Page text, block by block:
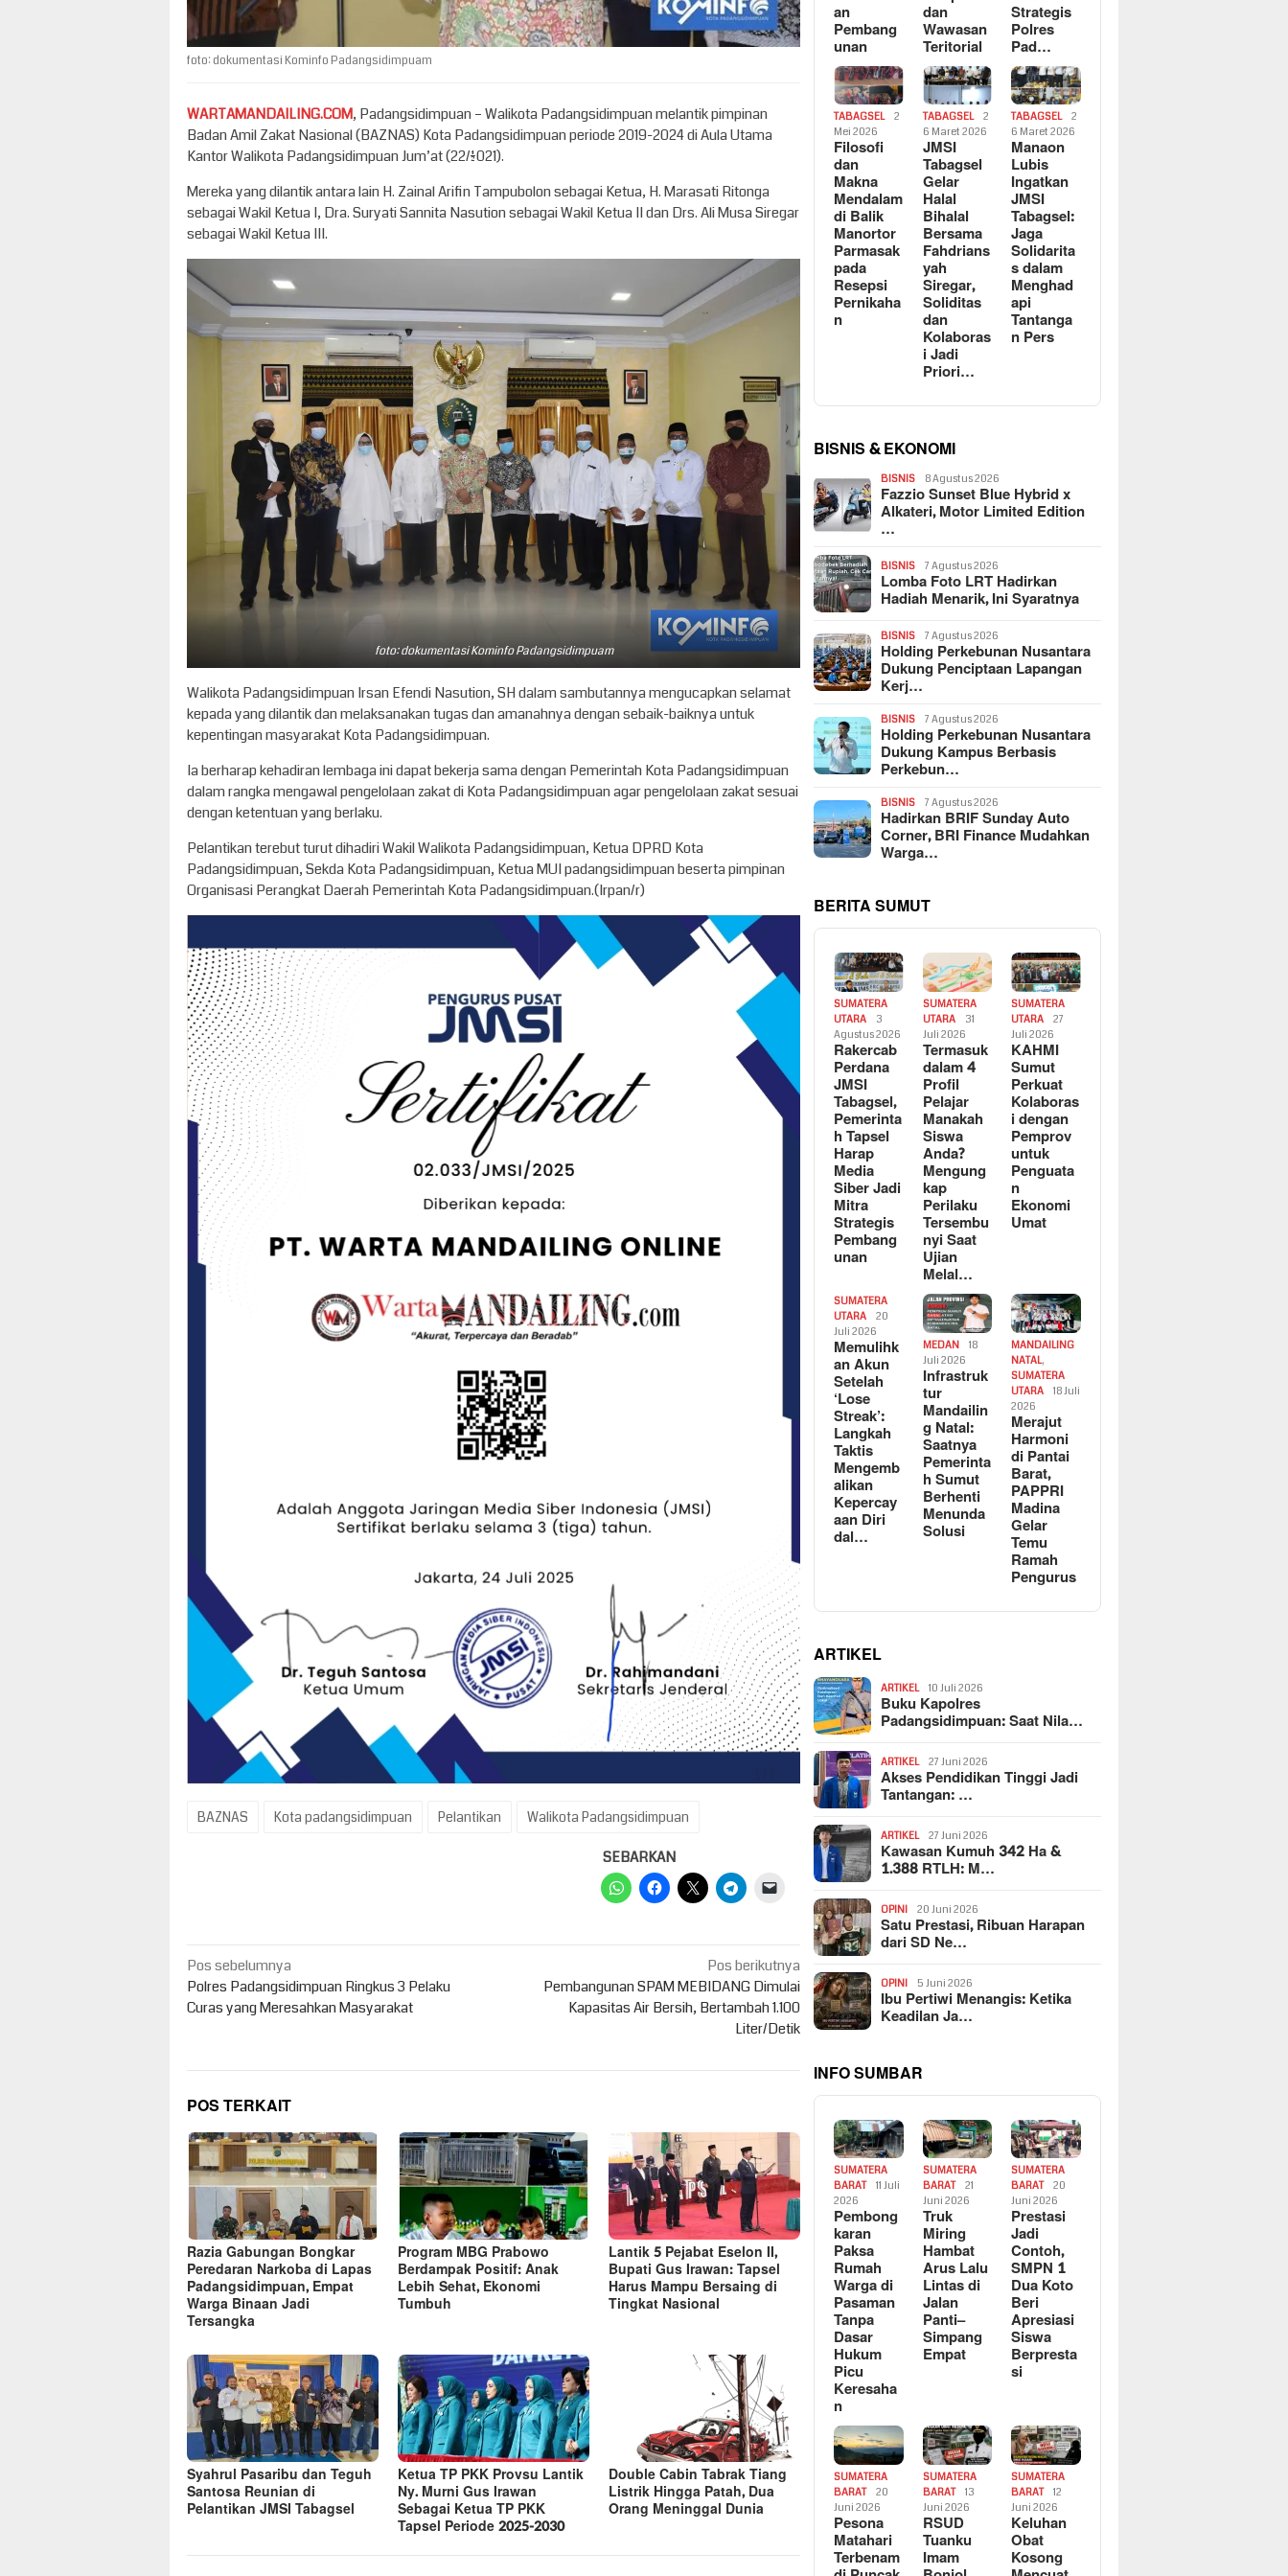
foto: dokumentasi Kominfo Padangsidimpuam
WARTAMANDAILING.COM, Padangsidimpuan – Walikota Padangsidimpuan melantik pimpinan
Badan Amil Zakat Nasional (BAZNAS) Kota Padangsidimpuan periode 2019-2024 di Aula Utama
Kantor Walikota Padangsidimpuan Jum’at (22/1/2021).
Mereka yang dilantik antara lain H. Zainal Arifin Tampubolon sebagai Ketua, H. Marasati Ritonga
sebagai Wakil Ketua I, Dra. Suryati Sannita Nasution sebagai Wakil Ketua II dan Drs. Ali Musa Siregar
sebagai Wakil Ketua III.
foto: dokumentasi Kominfo Padangsidimpuam
Walikota Padangsidimpuan Irsan Efendi Nasution, SH dalam sambutannya mengucapkan selamat
kepada yang dilantik dan melaksanakan tugas dan amanahnya dengan sebaik-baiknya untuk
kepentingan masyarakat Kota Padangsidimpuan.
Ia berharap kehadiran lembaga ini dapat bekerja sama dengan Pemerintah Kota Padangsidimpuan
dalam rangka mengawal pengelolaan zakat di Kota Padangsidimpuan agar pengelolaan zakat sesuai
dengan ketentuan yang berlaku.
Pelantikan terebut turut dihadiri Wakil Walikota Padangsidimpuan, Ketua DPRD Kota
Padangsidimpuan, Sekda Kota Padangsidimpuan, Ketua MUI padangsidimpuan beserta pimpinan
Organisasi Perangkat Daerah Pemerintah Kota Padangsidimpuan.(Irpan/r)
BAZNAS Kota padangsidimpuan Pelantikan Walikota Padangsidimpuan
SEBARKAN
Navigasi
pos
Pos sebelumnya
Polres Padangsidimpuan Ringkus 3 Pelaku
Curas yang Meresahkan Masyarakat
Pos berikutnya
Pembangunan SPAM MEBIDANG Dimulai
Kapasitas Air Bersih, Bertambah 1.100
Liter/Detik
POS TERKAIT
Razia Gabungan Bongkar
Peredaran Narkoba di Lapas
Padangsidimpuan, Empat
Warga Binaan Jadi
Tersangka
Program MBG Prabowo
Berdampak Positif: Anak
Lebih Sehat, Ekonomi
Tumbuh
Lantik 5 Pejabat Eselon II,
Bupati Gus Irawan: Tapsel
Harus Mampu Bersaing di
Tingkat Nasional
Syahrul Pasaribu dan Teguh
Santosa Reunian di
Pelantikan JMSI Tabagsel
Ketua TP PKK Provsu Lantik
Ny. Murni Gus Irawan
Sebagai Ketua TP PKK
Tapsel Periode 2025-2030
Double Cabin Tabrak Tiang
Listrik Hingga Patah, Dua
Orang Meninggal Dunia
an
Pembang
unan
dan
Wawasan
Teritorial
Strategis
Polres
Pad…
TABAGSEL
2
Mei 2026
Filosofi
dan
Makna
Mendalam
di Balik
Manortor
Parmasak
pada
Resepsi
Pernikaha
n
TABAGSEL
2
6 Maret 2026
JMSI
Tabagsel
Gelar
Halal
Bihalal
Bersama
Fahdrians
yah
Siregar,
Soliditas
dan
Kolaboras
i Jadi
Priori…
TABAGSEL
2
6 Maret 2026
Manaon
Lubis
Ingatkan
JMSI
Tabagsel:
Jaga
Solidarita
s dalam
Menghad
api
Tantanga
n Pers
BISNIS & EKONOMI
BISNIS 8 Agustus 2026
Fazzio Sunset Blue Hybrid x
Alkateri, Motor Limited Edition
…
BISNIS 7 Agustus 2026
Lomba Foto LRT Hadirkan
Hadiah Menarik, Ini Syaratnya
BISNIS 7 Agustus 2026
Holding Perkebunan Nusantara
Dukung Penciptaan Lapangan
Kerj…
BISNIS 7 Agustus 2026
Holding Perkebunan Nusantara
Dukung Kampus Berbasis
Perkebun…
BISNIS 7 Agustus 2026
Hadirkan BRIF Sunday Auto
Corner, BRI Finance Mudahkan
Warga…
BERITA SUMUT
SUMATERA
UTARA
3
Agustus 2026
Rakercab
Perdana
JMSI
Tabagsel,
Pemerinta
h Tapsel
Harap
Media
Siber Jadi
Mitra
Strategis
Pembang
unan
SUMATERA
UTARA
31
Juli 2026
Termasuk
dalam 4
Profil
Pelajar
Manakah
Siswa
Anda?
Mengung
kap
Perilaku
Tersembu
nyi Saat
Ujian
Melal…
SUMATERA
UTARA
27
Juli 2026
KAHMI
Sumut
Perkuat
Kolaboras
i dengan
Pemprov
untuk
Penguata
n
Ekonomi
Umat
SUMATERA
UTARA
20
Juli 2026
Memulihk
an Akun
Setelah
‘Lose
Streak’:
Langkah
Taktis
Mengemb
alikan
Kepercay
aan Diri
dal…
MEDAN
18
Juli 2026
Infrastruk
tur
Mandailin
g Natal:
Saatnya
Pemerinta
h Sumut
Berhenti
Menunda
Solusi
MANDAILING
NATAL,
SUMATERA
UTARA
18 Juli
2026
Merajut
Harmoni
di Pantai
Barat,
PAPPRI
Madina
Gelar
Temu
Ramah
Pengurus
ARTIKEL
ARTIKEL 10 Juli 2026
Buku Kapolres
Padangsidimpuan: Saat Nila…
ARTIKEL 27 Juni 2026
Akses Pendidikan Tinggi Jadi
Tantangan: …
ARTIKEL 27 Juni 2026
Kawasan Kumuh 342 Ha &
1.388 RTLH: M…
OPINI 20 Juni 2026
Satu Prestasi, Ribuan Harapan
dari SD Ne…
OPINI 5 Juni 2026
Ibu Pertiwi Menangis: Ketika
Keadilan Ja…
INFO SUMBAR
SUMATERA
BARAT
11 Juli
2026
Pembong
karan
Paksa
Rumah
Warga di
Pasaman
Tanpa
Dasar
Hukum
Picu
Keresaha
n
SUMATERA
BARAT
21
Juni 2026
Truk
Miring
Hambat
Arus Lalu
Lintas di
Jalan
Panti–
Simpang
Empat
SUMATERA
BARAT
20
Juni 2026
Prestasi
Jadi
Contoh,
SMPN 1
Dua Koto
Beri
Apresiasi
Siswa
Berpresta
si
SUMATERA
BARAT
20
Juni 2026
Pesona
Matahari
Terbenam
SUMATERA
BARAT
13
Juni 2026
RSUD
Tuanku
Imam
SUMATERA
BARAT
12
Juni 2026
Keluhan
Obat
Kosong